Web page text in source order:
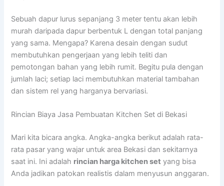
Sebuah dapur lurus sepanjang 3 meter tentu akan lebih
murah daripada dapur berbentuk L dengan total panjang
yang sama. Mengapa? Karena desain dengan sudut
membutuhkan pengerjaan yang lebih teliti dan
pemotongan bahan yang lebih rumit. Begitu pula dengan
jumlah laci; setiap laci membutuhkan material tambahan
dan sistem rel yang harganya bervariasi.
Rincian Biaya Jasa Pembuatan Kitchen Set di Bekasi
Mari kita bicara angka. Angka-angka berikut adalah rata-
rata pasar yang wajar untuk area Bekasi dan sekitarnya
saat ini. Ini adalah rincian harga kitchen set yang bisa
Anda jadikan patokan realistis dalam menyusun anggaran.